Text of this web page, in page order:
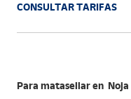
CONSULTAR TARIFAS
Para matasellar en